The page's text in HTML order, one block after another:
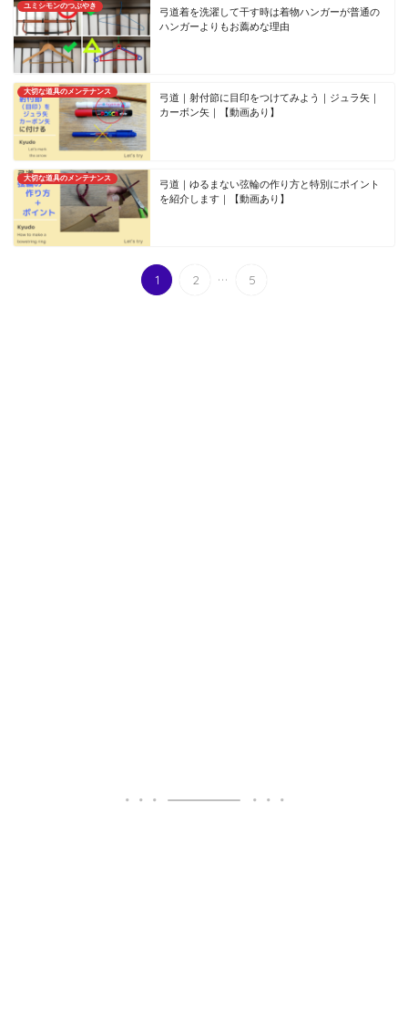
ユミシモンのつぶやき
弓道着を洗濯して干す時は着物ハンガーが普通の
ハンガーよりもお薦めな理由
大切な道具のメンテナンス
弓道｜射付節に目印をつけてみよう｜ジュラ矢｜
カーボン矢｜【動画あり】
大切な道具のメンテナンス
弓道｜ゆるまない弦輪の作り方と特別にポイント
を紹介します｜【動画あり】
1 2 ... 5